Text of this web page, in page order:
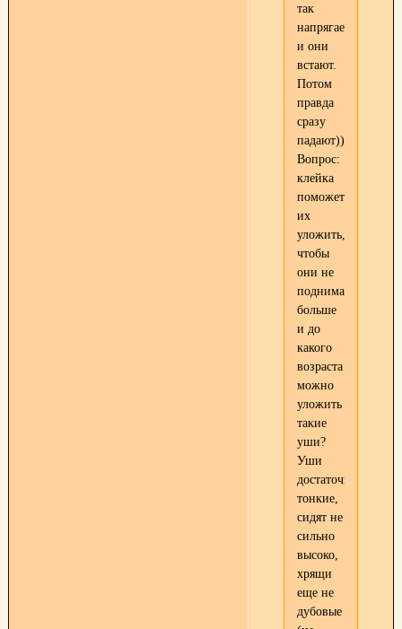
так
напрягает
и они
встают.
Потом
правда
сразу
падают))))
Вопрос:
клейка
поможет
их
уложить,
чтобы
они не
поднимались
больше
и до
какого
возраста
можно
уложить
такие
уши?
Уши
достаточно
тонкие,
сидят не
сильно
высоко,
хрящи
еще не
дубовые